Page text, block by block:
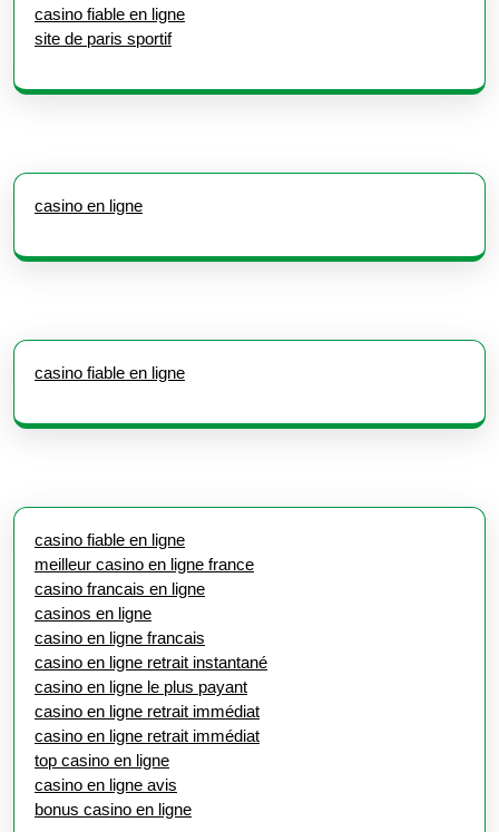
casino fiable en ligne
site de paris sportif
casino en ligne
casino fiable en ligne
casino fiable en ligne
meilleur casino en ligne france
casino francais en ligne
casinos en ligne
casino en ligne francais
casino en ligne retrait instantané
casino en ligne le plus payant
casino en ligne retrait immédiat
casino en ligne retrait immédiat
top casino en ligne
casino en ligne avis
bonus casino en ligne